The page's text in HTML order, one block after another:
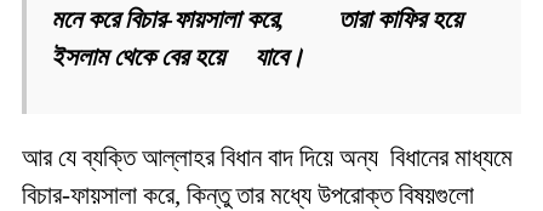
মনে করে বিচার-ফায়সালা করে, তারা কাফির হয়ে
ইসলাম থেকে বের হয়ে যাবে।
আর যে ব্যক্তি আল্লাহর বিধান বাদ দিয়ে অন্য বিধানের মাধ্যমে
বিচার-ফায়সালা করে, কিন্তু তার মধ্যে উপরোক্ত বিষয়গুলো